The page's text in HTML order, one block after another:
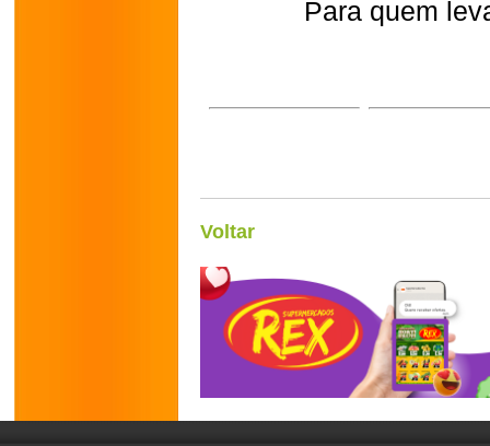
Para quem
Voltar